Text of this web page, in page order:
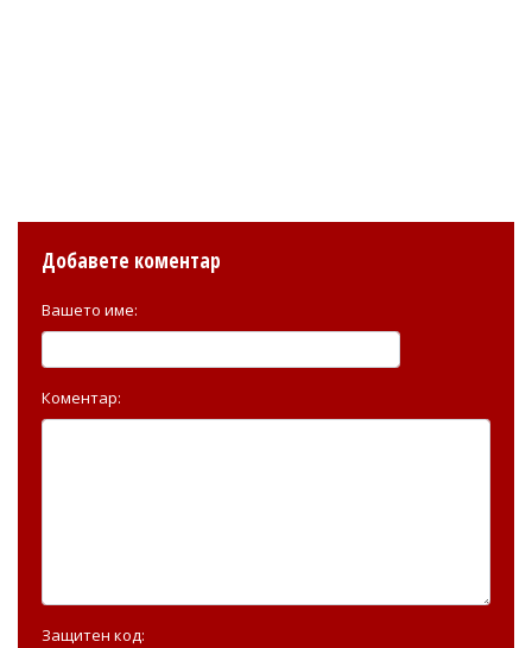
Добавете коментар
Вашето име:
Коментар:
Защитен код: